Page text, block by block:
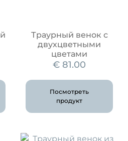
Траурный венок с
двухцветными
цветами
€ 81.00
Посмотреть
продукт